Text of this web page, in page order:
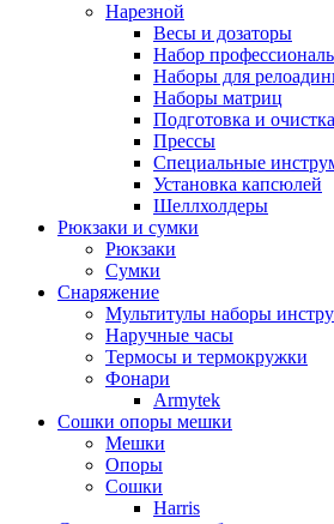
Нарезной
Весы и дозаторы
Набор
Наборы для
Наборы матриц
Подготовка и
Прессы
Специальные
Установка капсюлей
Шеллхолдеры
Рюкзаки и сумки
Рюкзаки
Сумки
Снаряжение
Мультитулы наборы
Наручные часы
Термосы и термокружки
Фонари
Armytek
Сошки опоры мешки
Мешки
Опоры
Сошки
Harris